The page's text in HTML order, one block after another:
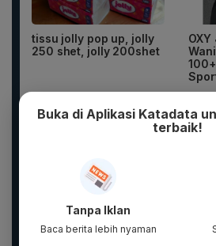
tissu jolly pop up, jolly
250 shet, jolly 200shet
Buka di Aplikasi Katadata
terbaik!
Tanpa Iklan
Baca berita lebih nyaman